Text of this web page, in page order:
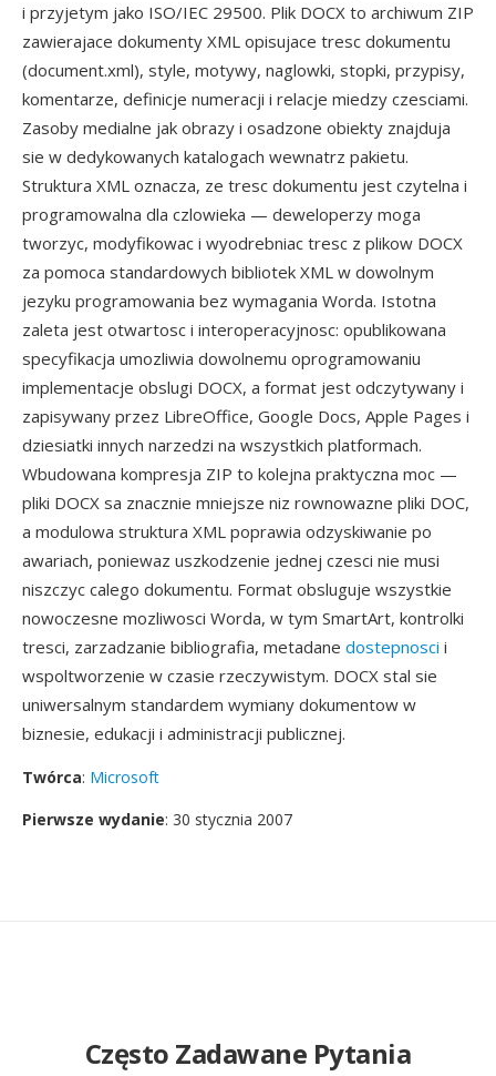
i przyjetym jako ISO/IEC 29500. Plik DOCX to archiwum ZIP
zawierajace dokumenty XML opisujace tresc dokumentu
(document.xml), style, motywy, naglowki, stopki, przypisy,
komentarze, definicje numeracji i relacje miedzy czesciami.
Zasoby medialne jak obrazy i osadzone obiekty znajduja
sie w dedykowanych katalogach wewnatrz pakietu.
Struktura XML oznacza, ze tresc dokumentu jest czytelna i
programowalna dla czlowieka — deweloperzy moga
tworzyc, modyfikowac i wyodrebniac tresc z plikow DOCX
za pomoca standardowych bibliotek XML w dowolnym
jezyku programowania bez wymagania Worda. Istotna
zaleta jest otwartosc i interoperacyjnosc: opublikowana
specyfikacja umozliwia dowolnemu oprogramowaniu
implementacje obslugi DOCX, a format jest odczytywany i
zapisywany przez LibreOffice, Google Docs, Apple Pages i
dziesiatki innych narzedzi na wszystkich platformach.
Wbudowana kompresja ZIP to kolejna praktyczna moc —
pliki DOCX sa znacznie mniejsze niz rownowazne pliki DOC,
a modulowa struktura XML poprawia odzyskiwanie po
awariach, poniewaz uszkodzenie jednej czesci nie musi
niszczyc calego dokumentu. Format obsluguje wszystkie
nowoczesne mozliwosci Worda, w tym SmartArt, kontrolki
tresci, zarzadzanie bibliografia, metadane dostepnosci i
wspoltworzenie w czasie rzeczywistym. DOCX stal sie
uniwersalnym standardem wymiany dokumentow w
biznesie, edukacji i administracji publicznej.
Twórca: Microsoft
Pierwsze wydanie: 30 stycznia 2007
Często Zadawane Pytania